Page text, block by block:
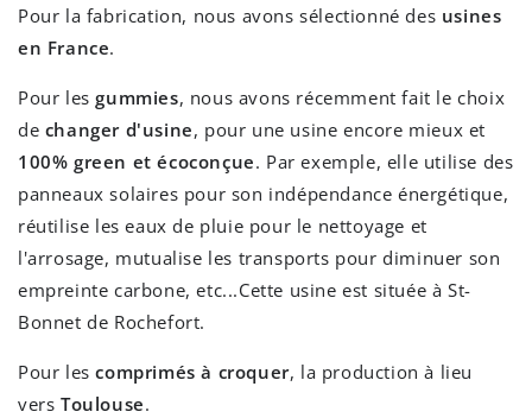
Pour la fabrication, nous avons sélectionné des usines
en France.
Pour lesgummies, nous avons récemment fait le choix
de changer d'usine, pour une usine encore mieux et
100% green et écoconçue. Par exemple, elle utilise des
panneaux solaires pour son indépendance énergétique,
réutilise les eaux de pluie pour le nettoyage et
l'arrosage, mutualise les transports pour diminuer son
empreinte carbone, etc...Cette usine est située à St-
Bonnet de Rochefort.
Pour les comprimés à croquer, la production à lieu
vers Toulouse.